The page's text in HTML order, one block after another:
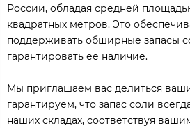
России, обладая средней
квадратных метров. Это
поддерживать обширные запасы
гарантировать ее наличие.
Мы приглашаем вас делиться
гарантируем, что запас соли
наших складах, соответствуя